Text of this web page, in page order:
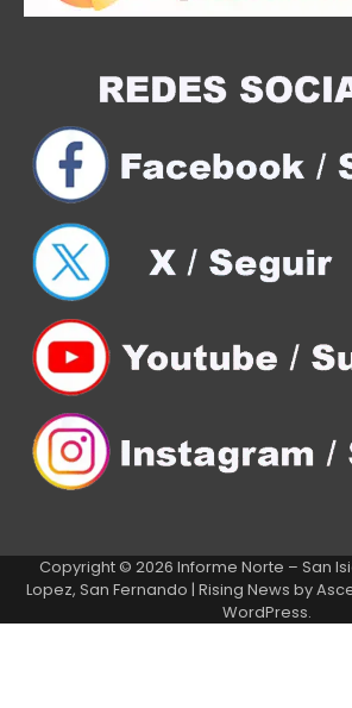
Copyright © 2026 Informe Norte – San
Lopez, San Fernando | Rising News by
WordPress.